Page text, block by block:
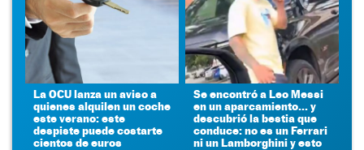
La OCU lanza un aviso a
quienes alquilen un coche
este verano: este
despiste puede costarte
cientos de euros
Se encontró a Leo Messi
en un aparcamiento... y
descubrió la bestia que
conduce: no es un Ferrari
ni un Lamborghini y esto